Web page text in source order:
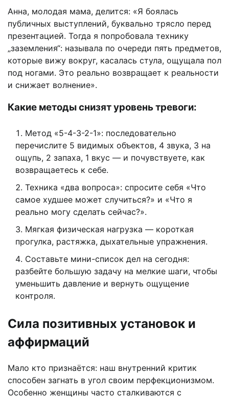
Анна, молодая мама, делится: «Я боялась
публичных выступлений, буквально трясло перед
презентацией. Тогда я попробовала технику
„заземления“: называла по очереди пять предметов,
которые вижу вокруг, касалась стула, ощущала пол
под ногами. Это реально возвращает к реальности
и снижает волнение».
Какие методы снизят уровень тревоги:
Метод «5-4-3-2-1»: последовательно
перечислите 5 видимых объектов, 4 звука, 3 на
ощупь, 2 запаха, 1 вкус — и почувствуете, как
возвращаетесь к себе.
Техника «два вопроса»: спросите себя «Что
самое худшее может случиться?» и «Что я
реально могу сделать сейчас?».
Мягкая физическая нагрузка — короткая
прогулка, растяжка, дыхательные упражнения.
Составьте мини-список дел на сегодня:
разбейте большую задачу на мелкие шаги, чтобы
уменьшить давление и вернуть ощущение
контроля.
Сила позитивных установок и
аффирмаций
Мало кто признаётся: наш внутренний критик
способен загнать в угол своим перфекционизмом.
Особенно женщины часто сталкиваются с